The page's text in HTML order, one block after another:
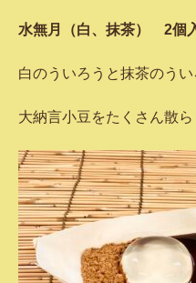
水無月（白、抹茶） 2個
白のういろうと抹茶のうい
大納言小豆をたくさん散ら